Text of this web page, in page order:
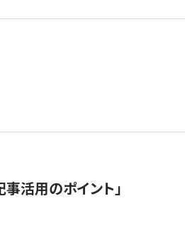
活用のポイント」